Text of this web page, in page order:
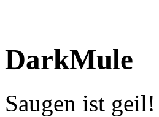
DarkMule
Saugen ist geil!